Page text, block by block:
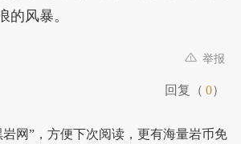
的风暴。
举报
回复（ 0）
网”，方便下次阅读，更有海量岩币免